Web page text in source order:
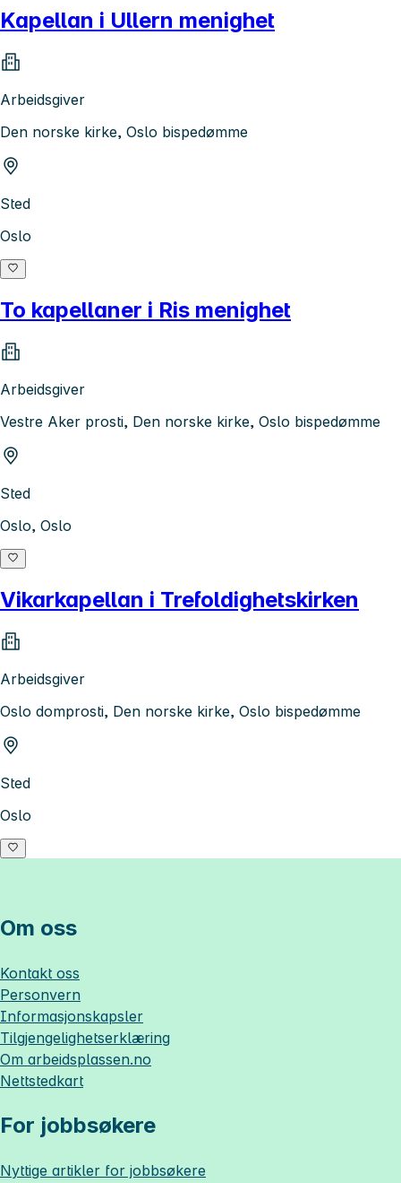
Kapellan i Ullern menighet
Arbeidsgiver
Den norske kirke, Oslo bispedømme
Sted
Oslo
To kapellaner i Ris menighet
Arbeidsgiver
Vestre Aker prosti, Den norske kirke, Oslo bispedømme
Sted
Oslo, Oslo
Vikarkapellan i Trefoldighetskirken
Arbeidsgiver
Oslo domprosti, Den norske kirke, Oslo bispedømme
Sted
Oslo
Om oss
Kontakt oss
Personvern
Informasjonskapsler
Tilgjengelighetserklæring
Om arbeidsplassen.no
Nettstedkart
For jobbsøkere
Nyttige artikler for jobbsøkere